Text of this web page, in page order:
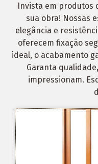
Invista em produtos
sua obra! Nossas
elegância e
oferecem fixação
ideal, o acabamento
Garanta
impressionam.